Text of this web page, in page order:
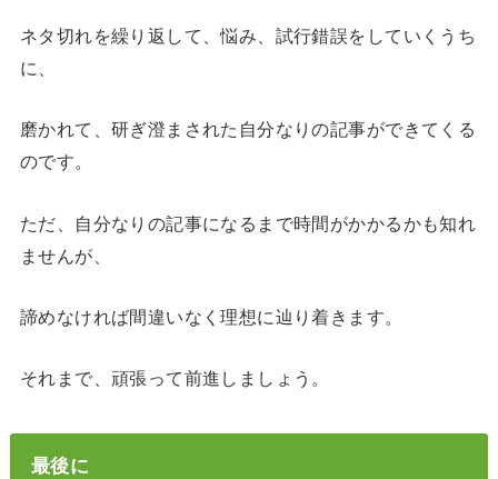
ネタ切れを繰り返して、悩み、試行錯誤をしていくうち
に、
磨かれて、研ぎ澄まされた自分なりの記事ができてくる
のです。
ただ、自分なりの記事になるまで時間がかかるかも知れ
ませんが、
諦めなければ間違いなく理想に辿り着きます。
それまで、頑張って前進しましょう。
最後に